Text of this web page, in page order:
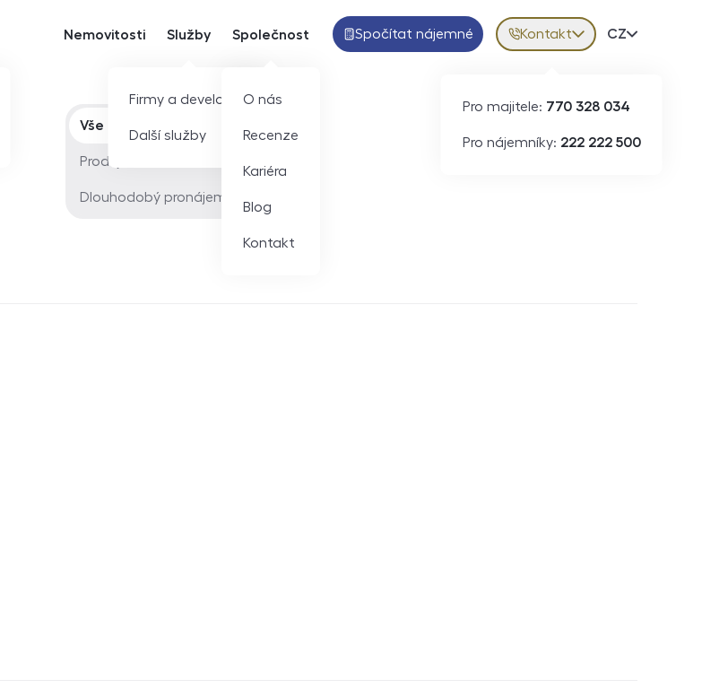
Nemovitosti Služby
Firmy a developeři
Další služby
Společnost
O nás
Recenze
Kariéra
Blog
Kontakt
Spočítat nájemné Kontakt
Pro majitele: 770 328 034
Pro nájemníky: 222 222 500
Volba
CZ
Typ nabídky
Vše
Prodej
Dlouhodobý pronájem